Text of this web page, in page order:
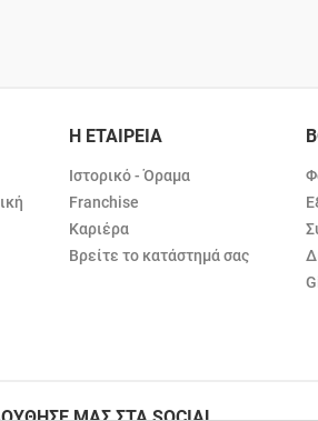
Η ΕΤΑΙΡΕΙΑ
Ιστορικό - Όραμα
Franchise
Καριέρα
Βρείτε το κατάστημά σας